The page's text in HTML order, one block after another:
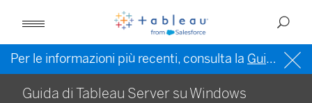
Per le informazioni più recenti, consulta la Guida di Tableau in inglese (Stati Uniti)
Guida di Tableau Server su Windows